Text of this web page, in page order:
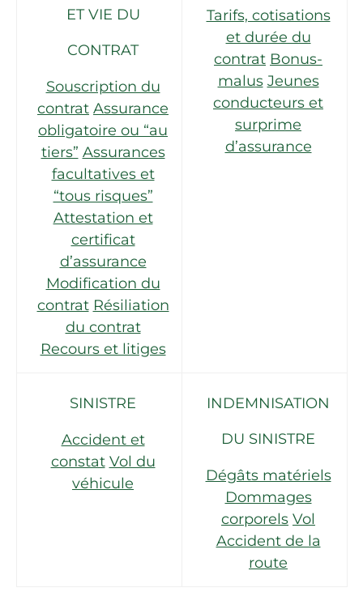
ET VIE DU
CONTRAT
Souscription du
contrat Assurance
obligatoire ou “au
tiers” Assurances
facultatives et
“tous risques”
Attestation et
certificat
d’assurance
Modification du
contrat Résiliation
du contrat
Recours et litiges
Tarifs, cotisations
et durée du
contrat Bonus-
malus Jeunes
conducteurs et
surprime
d’assurance
SINISTRE
Accident et
constat Vol du
véhicule
INDEMNISATION
DU SINISTRE
Dégâts matériels
Dommages
corporels Vol
Accident de la
route